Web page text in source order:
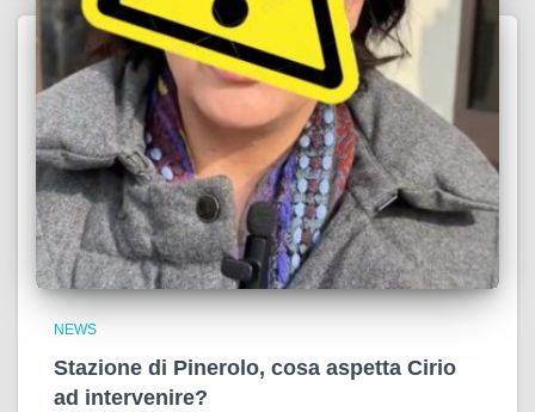
NEWS
Stazione di Pinerolo, cosa aspetta Cirio
ad intervenire?